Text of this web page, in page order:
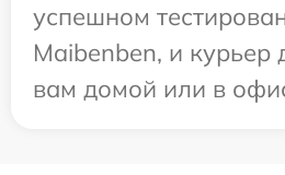
успешном
Maibenben, и курьер
вам домой или в